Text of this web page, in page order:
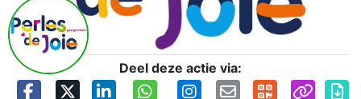
Deel deze actie via: